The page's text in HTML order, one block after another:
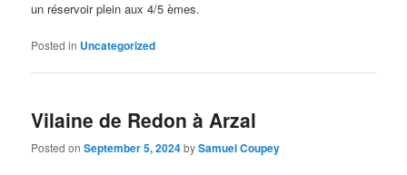
un réservoir plein aux 4/5 èmes.
Posted in Uncategorized
Vilaine de Redon à Arzal
Posted onSeptember 5, 2024bySamuel Coupey